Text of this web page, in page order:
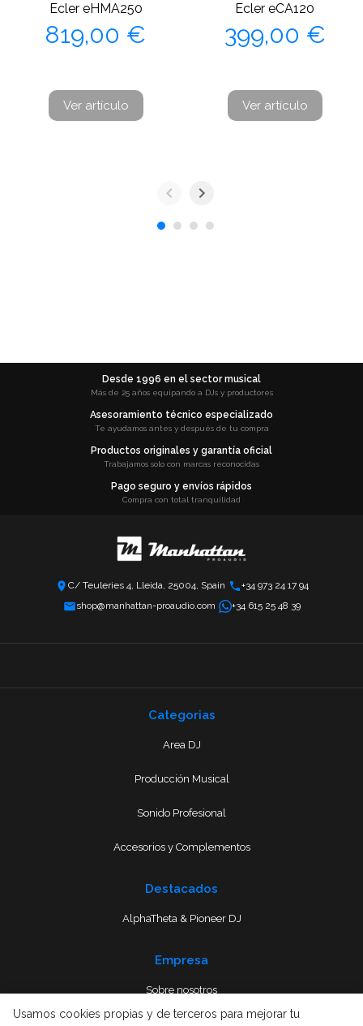
Ecler eHMA250
Precio
819,00 €
Ver artículo
Ecler eCA120
Precio
399,00 €
Ver artículo
Desde 1996 en el sector musical
Más de 25 años equipando a DJs y productores
Asesoramiento técnico especializado
Te ayudamos antes y después de tu compra
Productos originales y garantía oficial
Trabajamos solo con marcas reconocidas
Pago seguro y envíos rápidos
Compra con total tranquilidad
C/ Teuleries 4, Lleida, 25004, Spain
+34 973 24 17 94
shop@manhattan-proaudio.com
+34 615 25 48 39
Categorias
Area DJ
Producción Musical
Sonido Profesional
Accesorios y Complementos
Destacados
AlphaTheta & Pioneer DJ
Empresa
Sobre nosotros
Usamos cookies propias y de terceros para mejorar tu